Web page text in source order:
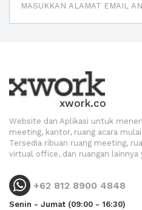
xwork.co
Website dan Aplikasi untuk
meeting, kantor, ruang acara
Tersedia ribuan ruang meeting,
virtual office, dan ruangan lainnya
+62 812 8900 4848
Senin - Jumat (09:00 - 16:30)